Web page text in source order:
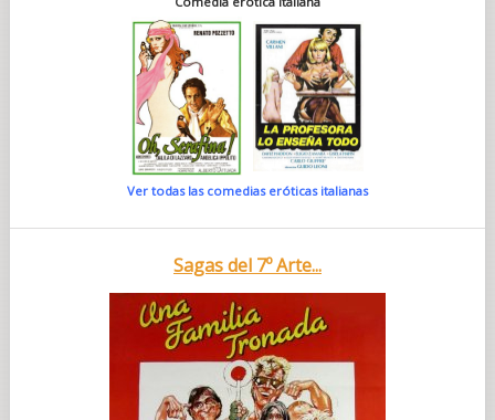
Ver todas las comedias eróticas italianas
Sagas del 7º Arte...